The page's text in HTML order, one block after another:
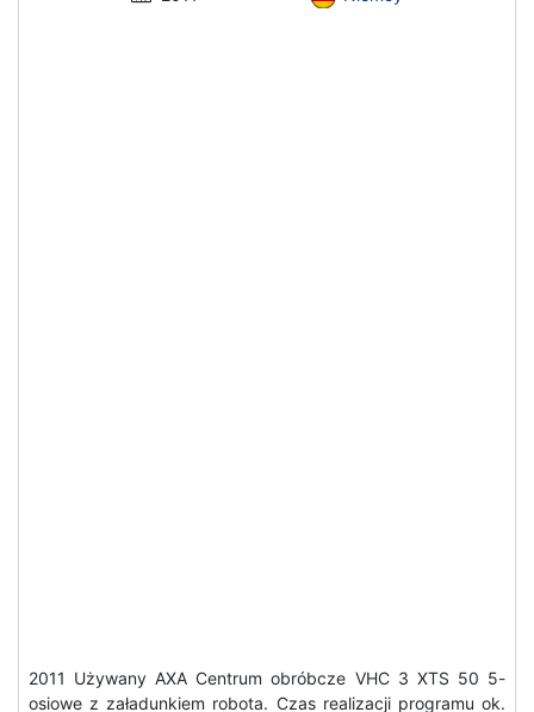
2011 Używany AXA Centrum obróbcze VHC 3 XTS 50 5-
osiowe z załadunkiem robota. Czas realizacji programu ok.